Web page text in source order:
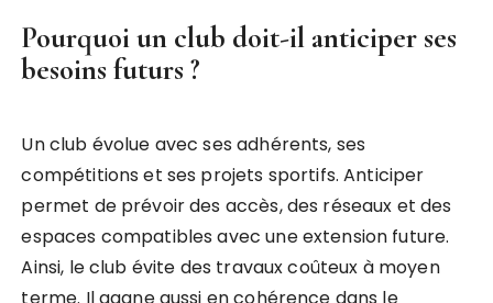
Pourquoi un club doit-il anticiper ses
besoins futurs ?
Un club évolue avec ses adhérents, ses
compétitions et ses projets sportifs. Anticiper
permet de prévoir des accès, des réseaux et des
espaces compatibles avec une extension future.
Ainsi, le club évite des travaux coûteux à moyen